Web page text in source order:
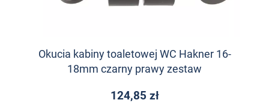
Okucia kabiny toaletowej WC Hakner 16-
18mm czarny prawy zestaw
124,85 zł